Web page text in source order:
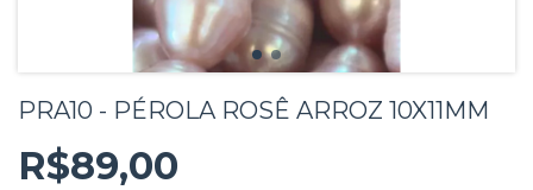
PRA10 - PÉROLA ROSÊ ARROZ 10X11MM
R$89,00